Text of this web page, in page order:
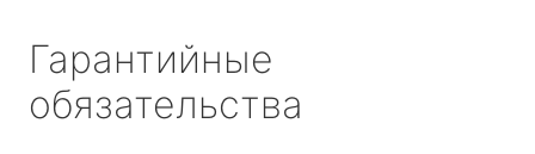
Гарантийные
обязательства